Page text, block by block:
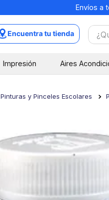
Envíos a
Encuentra tu tienda
Impresión Aires
Pinturas y Pinceles Escolares
5.
8.